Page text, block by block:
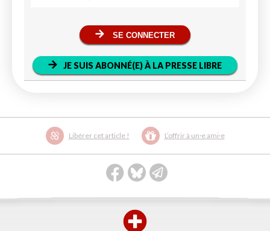
Libérer cet article ! L’offrir à un·e ami·e
SE CONNECTER
JE SUIS ABONNÉ(E) À LA PRESSE LIBRE